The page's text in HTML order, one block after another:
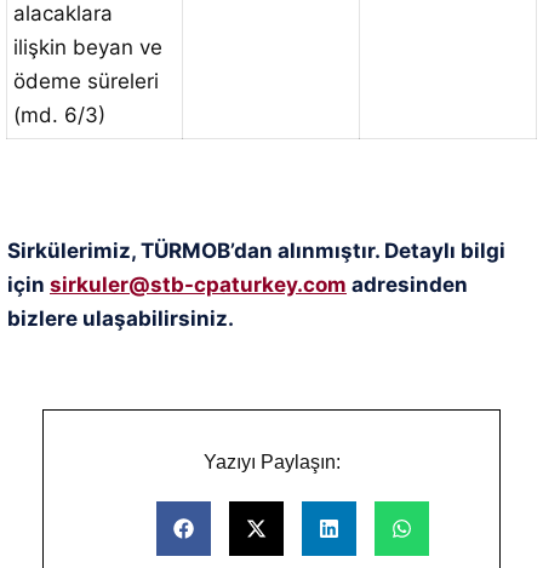
alacaklara
ilişkin beyan ve
ödeme süreleri
(md. 6/3)
Sirkülerimiz, TÜRMOB’dan alınmıştır. Detaylı bilgi
için sirkuler@stb-cpaturkey.com adresinden
bizlere ulaşabilirsiniz.
Yazıyı Paylaşın: